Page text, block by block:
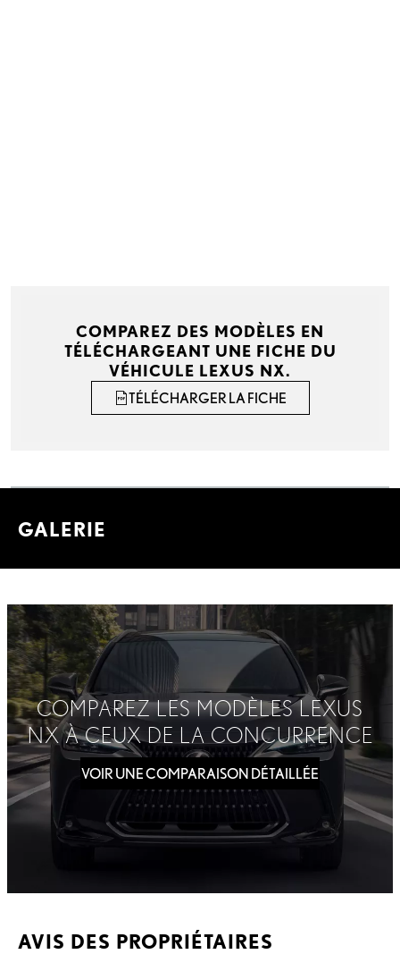
COMPAREZ DES MODÈLES EN
TÉLÉCHARGEANT UNE FICHE DU
VÉHICULE LEXUS NX.
TÉLÉCHARGER LA FICHE
GALERIE
COMPAREZ LES MODÈLES LEXUS
NX À CEUX DE LA CONCURRENCE
VOIR UNE COMPARAISON DÉTAILLÉE
AVIS DES PROPRIÉTAIRES